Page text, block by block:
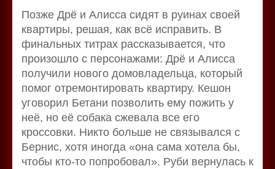
Позже Дрё и Алисса сидят в руинах своей
квартиры, решая, как всё исправить. В
финальных титрах рассказывается, что
произошло с персонажами: Дрё и Алисса
получили нового домовладельца, который
помог отремонтировать квартиру. Кешон
уговорил Бетани позволить ему пожить у
неё, но её собака сжевала все его
кроссовки. Никто больше не связывался с
Бернис, хотя иногда «она сама хотела бы,
чтобы кто-то попробовал». Руби вернулась к